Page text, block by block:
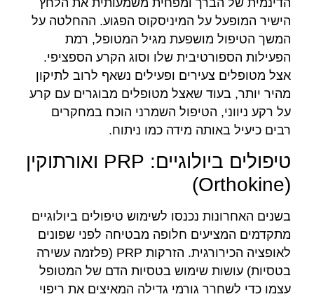
הדינמית של הברך ומפחית משמעותית את הלחץ
הישיר המופעל על המיניסקוס הפגוע. ההחלטה על
המשך הטיפול מושפעת מגיל המטופל, רמת
הפעילות הספורטיבית שלו וסוג הקרע הספציפי.
אצל מטופלים צעירים ופעילים נשאף לרוב לתיקון
מהיר יותר, בעוד שאצל מטופלים מבוגרים עם קרע
על רקע ניווני, הטיפול השמרני הוכח במחקרים
רבים כיעיל באותה מידה כמו ניתוח.
טיפולים ביולוגיים: PRP ואורתוקין
(Orthokine)
בשנים האחרונות נכנסו לשימוש טיפולים ביולוגיים
מתקדמים המציעים חלופה מבטיחה לפני שפונים
לאופציה הכירורגית. הזרקות PRP (פלזמה עשירה
בטסיות) עושות שימוש בטסיות הדם של המטופל
עצמו כדי לשחרר גורמי גדילה המאיצים את ריפוי